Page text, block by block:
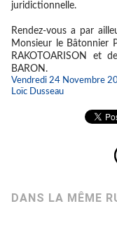
juridictionnelle.
Rendez-vous a par
Monsieur le Bâtonnier
RAKOTOARISON et
BARON.
Vendredi 24 Novembre
Loïc Dusseau
DANS LA MÊME